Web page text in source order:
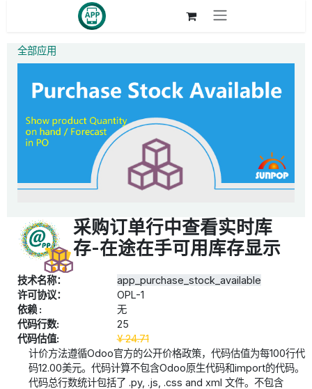
全部应用
采购订单行中查看实时库
存-在途在手可用库存显示
技术名称：
app_purchase_stock_available
许可协议：
OPL-1
依赖 :
无
代码行数:
25
代码估值:
¥24.71
计价方法遵循Odoo官方的公开价格政策，代码估值为每100行代
码12.00美元。代码计算不包含Odoo原生代码和import的代码。
代码总行数统计包括了 .py, .js, .css and xml 文件。不包含